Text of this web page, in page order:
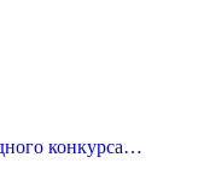
конкурса…